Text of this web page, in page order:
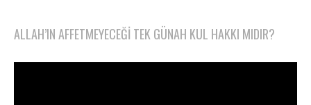
ALLAH’IN AFFETMEYECEĞI TEK GÜNAH KUL HAKKI MIDIR?